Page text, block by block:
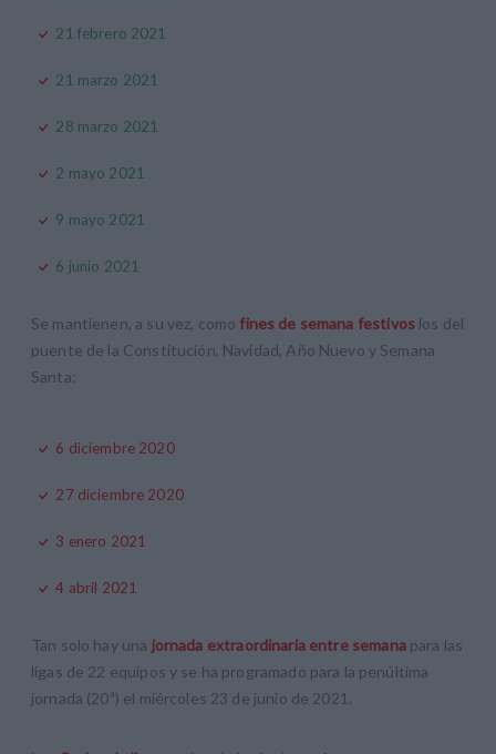
21 febrero 2021
21 marzo 2021
28 marzo 2021
2 mayo 2021
9 mayo 2021
6 junio 2021
Se mantienen, a su vez, como fines de semana festivoslos del
puente de la Constitución, Navidad, Año Nuevo y Semana
Santa:
6 diciembre 2020
27 diciembre 2020
3 enero 2021
4 abril 2021
Tan solo hay una jornada extraordinaria entre semanapara las
ligas de 22 equipos y se ha programado para la penúltima
jornada (20ª) el miércoles 23 de junio de 2021.